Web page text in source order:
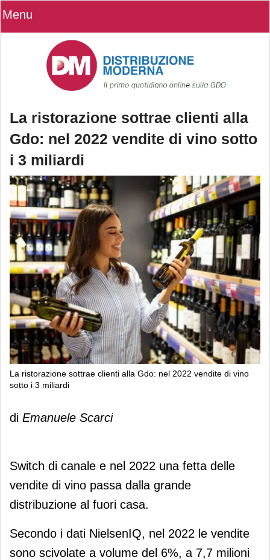
Menu
La ristorazione sottrae clienti alla
Gdo: nel 2022 vendite di vino sotto
i 3 miliardi
La ristorazione sottrae clienti alla Gdo: nel 2022 vendite di vino
sotto i 3 miliardi
La ristorazione sottrae clienti alla
Gdo: nel 2022 vendite di vino sotto i 3
di Emanuele Scarci
Switch di canale e nel 2022 una fetta delle
vendite di vino passa dalla grande
distribuzione al fuori casa.
Secondo i dati NielsenIQ, nel 2022 le vendite
sono scivolate a volume del 6%, a 7,7 milioni